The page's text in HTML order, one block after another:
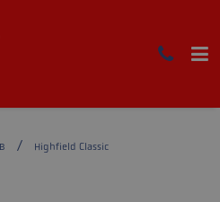
Highfield Classic